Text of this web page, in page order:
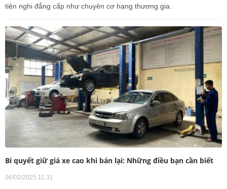
tiện nghi đẳng cấp như chuyên cơ hạng thương gia.
Bí quyết giữ giá xe cao khi bán lại: Những điều bạn cần biết
06/02/2025 11:31